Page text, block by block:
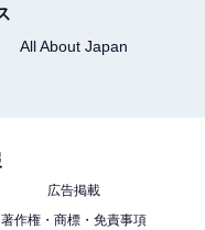
いし、味も1番で
で美味しいです。特
わふわで美味しいで
種類もその時々の流
All About Japan
広告掲載
著作権・商標・免責事項